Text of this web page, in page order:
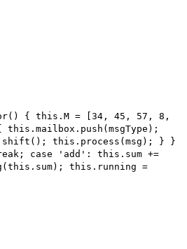
{ this.M = [34, 45, 57, 8,
this.process(msg); } }
case 'add': this.sum +=
this.running =